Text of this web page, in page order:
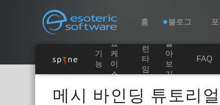
Esoteric Software
Navigation
홈 블로그
기
능
쇼
케
이
스
런
타
임
알
아
보
기
FAQ
Main Content
메시 바인딩 튜토리얼